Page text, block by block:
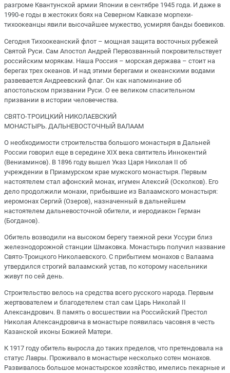
разгроме Квантунской армии Японии в сентябре 1945 года. И даже в
1990-е годы в жестоких боях на Северном Кавказе морпехи-
тихоокеанцы явили высочайшее мужество, усмиряя банды боевиков.
Сегодня Тихоокеанский флот – мощная защита восточных рубежей
Святой Руси. Сам Апостол Андрей Первозванный покровительствует
российским морякам. Наша Россия – морская держава – стоит на
берегах трех океанов. И над этими берегами и океанскими водами
развевается Андреевский флаг. Он как напоминание об
апостольском призвании Руси. О ее великом спасительном
призвании в истории человечества.
СВЯТО-ТРОИЦКИЙ НИКОЛАЕВСКИЙ
МОНАСТЫРЬ. ДАЛЬНЕВОСТОЧНЫЙ ВАЛААМ
О необходимости строительства большого монастыря в Дальней
России говорил еще в середине XIX века святитель Иннокентий
(Вениаминов). В 1896 году вышел Указ Царя Николая II об
учреждении в Приамурском крае мужского монастыря. Первым
настоятелем стал афонский монах, игумен Алексий (Осколков). Его
дело продолжили монахи, прибывшие из Валаамского монастыря:
иеромонах Сергий (Озеров), назначенный в дальнейшем
настоятелем дальневосточной обители, и иеродиакон Герман
(Богданов).
Обитель возводили на высоком берегу таежной реки Уссури близ
железнодорожной станции Шмаковка. Монастырь получил название
Свято-Троицкого Николаевского. С прибытием монахов с Валаама
утвердился строгий валаамский устав, по которому насельники
живут по сей день.
Строительство велось на средства всего русского народа. Первым
жертвователем и благодетелем стал сам Царь Николай II
Александрович. В память о восшествии на Российский Престол
Николая Александровича в монастыре появилась часовня в честь
Казанской иконы Божией Матери.
К 1917 году обитель выросла до таких пределов, что претендовала на
статус Лавры. Проживало в монастыре несколько сотен монахов.
Развивалось большое монастырское хозяйство, имелись пекарные и